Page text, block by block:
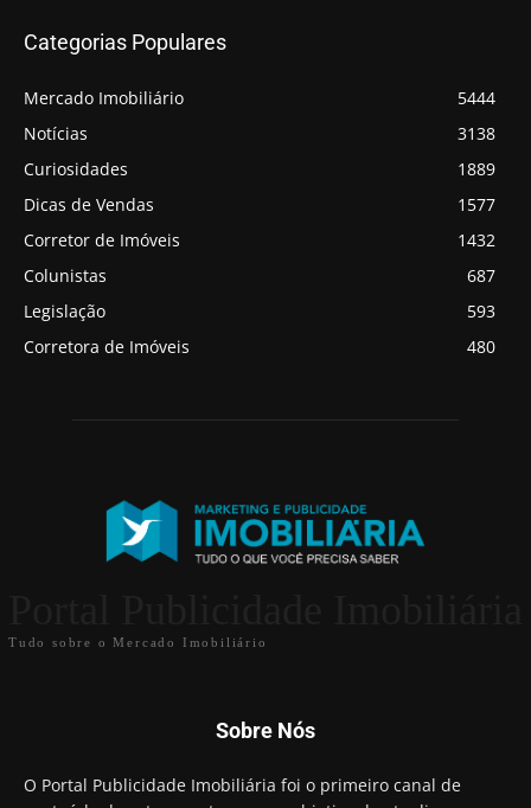
Categorias Populares
Mercado Imobiliário
5444
Notícias
3138
Curiosidades
1889
Dicas de Vendas
1577
Corretor de Imóveis
1432
Colunistas
687
Legislação
593
Corretora de Imóveis
480
Tudo sobre o Mercado Imobiliário
Sobre Nós
O Portal Publicidade Imobiliária foi o primeiro canal de